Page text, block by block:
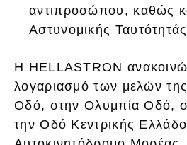
αντιπροσώπου, καθώς
Αστυνομικής
Η HELLASTRON
λογαριασμό των μελών
Οδό, στην Ολυμπία Οδό,
την Οδό Κεντρικής